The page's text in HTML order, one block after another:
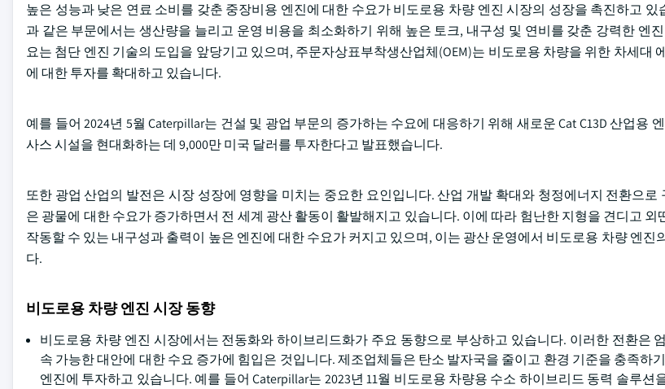
높은 성능과 낮은 연료 소비를 갖춘 중장비용 엔진에 대한 수요가 비도로용 차량 엔진 시장의 성장을 촉진하고 있
과 같은 부문에서는 생산량을 늘리고 운영 비용을 최소화하기 위해 높은 토크, 내구성 및 연비를 갖춘 강력한 엔
요는 첨단 엔진 기술의 도입을 앞당기고 있으며, 주문자상표부착생산업체(OEM)는 비도로용 차량을 위한 차세대
에 대한 투자를 확대하고 있습니다.
예를 들어 2024년 5월 Caterpillar는 건설 및 광업 부문의 증가하는 수요에 대응하기 위해 새로운 Cat C13D 산업용
사스 시설을 현대화하는 데 9,000만 미국 달러를 투자한다고 발표했습니다.
또한 광업 산업의 발전은 시장 성장에 영향을 미치는 중요한 요인입니다. 산업 개발 확대와 청정에너지 전환으로
은 광물에 대한 수요가 증가하면서 전 세계 광산 활동이 활발해지고 있습니다. 이에 따라 험난한 지형을 견디고
작동할 수 있는 내구성과 출력이 높은 엔진에 대한 수요가 커지고 있으며, 이는 광산 운영에서 비도로용 차량 엔진
다.
비도로용 차량 엔진 시장 동향
비도로용 차량 엔진 시장에서는 전동화와 하이브리드화가 주요 동향으로 부상하고 있습니다. 이러한 전환은
속 가능한 대안에 대한 수요 증가에 힘입은 것입니다. 제조업체들은 탄소 발자국을 줄이고 환경 기준을 충족하
엔진에 투자하고 있습니다. 예를 들어 Caterpillar는 2023년 11월 비도로용 차량용 수소 하이브리드 동력 솔루션